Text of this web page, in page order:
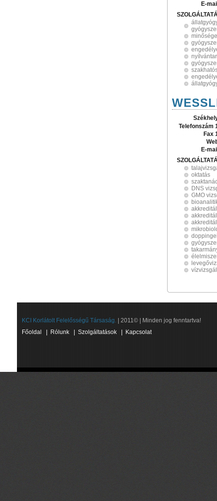
E-
Telefonszám
Fax
E-
oktatás
DNS
GMO
KCI Korlátolt Felelősségű Társaság. | 2011© | Minden jog fenntartva!
Főoldal
Rólunk Szolgáltatások Kapcsolat